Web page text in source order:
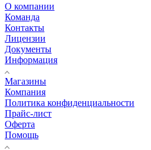
О компании
Команда
Контакты
Лицензии
Документы
Информация
Магазины
Компания
Политика конфиденциальности
Прайс-лист
Оферта
Помощь